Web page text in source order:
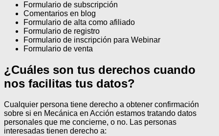
Formulario de subscripción
Comentarios en blog
Formulario de alta como afiliado
Formulario de registro
Formulario de inscripción para Webinar
Formulario de venta
¿Cuáles son tus derechos cuando
nos facilitas tus datos?
Cualquier persona tiene derecho a obtener confirmación
sobre si en Mecánica en Acción estamos tratando datos
personales que me concierne, o no. Las personas
interesadas tienen derecho a: